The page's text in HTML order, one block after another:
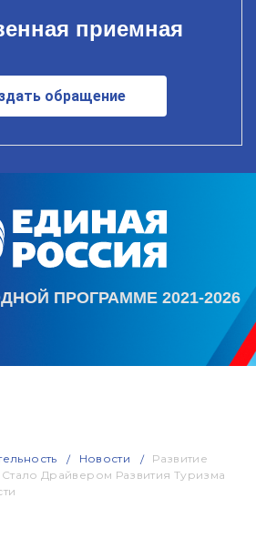
приемная
обращение
ПРОГРАММЕ 2021-2026
Новости
Развитие
Драйвером Развития Туризма